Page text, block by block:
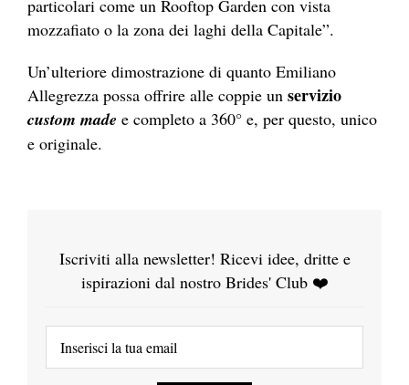
particolari come un Rooftop Garden con vista
mozzafiato o la zona dei laghi della Capitale”.
Un’ulteriore dimostrazione di quanto Emiliano
Allegrezza possa offrire alle coppie un servizio
custom made e completo a 360° e, per questo, unico
e originale.
Iscriviti alla newsletter! Ricevi idee, dritte e
ispirazioni dal nostro Brides' Club ❤️